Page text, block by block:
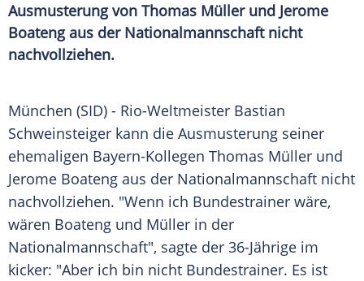
Ausmusterung von Thomas Müller und Jerome
Boateng aus der Nationalmannschaft nicht
nachvollziehen.
München (SID) - Rio-Weltmeister Bastian
Schweinsteiger kann die Ausmusterung seiner
ehemaligen Bayern-Kollegen Thomas Müller und
Jerome Boateng aus der Nationalmannschaft nicht
nachvollziehen. "Wenn ich Bundestrainer wäre,
wären Boateng und Müller in der
Nationalmannschaft", sagte der 36-Jährige im
kicker: "Aber ich bin nicht Bundestrainer. Es ist